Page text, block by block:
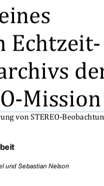


und Sebastian Nelson